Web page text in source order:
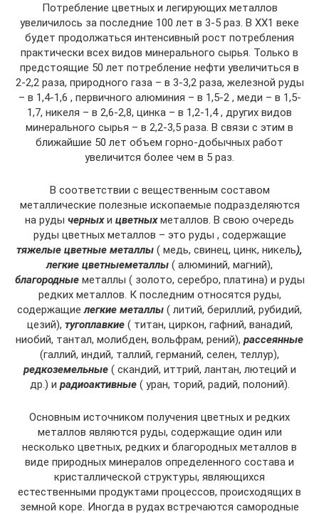
Потребление цветных и легирующих металлов
увеличилось за последние 100 лет в 3-5 раз. В ХХ1 веке
будет продолжаться интенсивный рост потребления
практически всех видов минерального сырья. Только в
предстоящие 50 лет потребление нефти увеличиться в
2-2,2 раза, природного газа – в 3-3,2 раза, железной руды
– в 1,4-1,6 , первичного алюминия – в 1,5-2 , меди – в 1,5-
1,7, никеля – в 2,6-2,8, цинка – в 1,2-1,4 , других видов
минерального сырья – в 2,2-3,5 раза. В связи с этим в
ближайшие 50 лет объем горно-добычных работ
увеличится более чем в 5 раз.
В соответствии с вещественным составом
металлические полезные ископаемые подразделяются
на руды черныхи цветныхметаллов. В свою очередь
руды цветных металлов – это руды , содержащие
тяжелые цветные металлы ( медь, свинец, цинк, никель),
легкие цветныеметаллы ( алюминий, магний),
благородныеметаллы ( золото, серебро, платина) и руды
редких металлов. К последним относятся руды,
содержащиелегкие металлы ( литий, бериллий, рубидий,
цезий), тугоплавкие( титан, циркон, гафний, ванадий,
ниобий, тантал, молибден, вольфрам, рений), рассеянные
(галлий, индий, таллий, германий, селен, теллур),
редкоземельные( скандий, иттрий, лантан, лютеций и
др.) и радиоактивные( уран, торий, радий, полоний).
Основным источником получения цветных и редких
металлов являются руды, содержащие один или
несколько цветных, редких и благородных металлов в
виде природных минералов определенного состава и
кристаллической структуры, являющихся
естественными продуктами процессов, происходящих в
земной коре. Иногда в рудах встречаются самородные